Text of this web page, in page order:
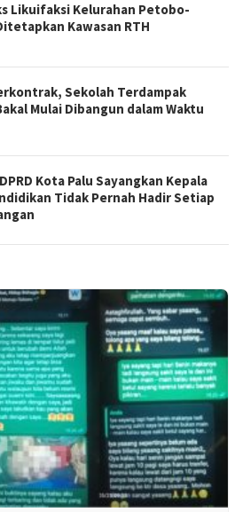
Likuifaksi Kelurahan Petobo-
Kawasan RTH
Sekolah Terdampak
Mulai Dibangun dalam Waktu
Kota Palu Sayangkan Kepala
Tidak Pernah Hadir Setiap